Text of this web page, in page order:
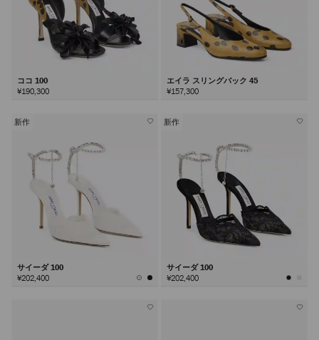
ココ 100
¥190,300
エイラ スリングバック 45
¥157,300
新作
サイーダ 100
¥202,400
新作
サイーダ 100
¥202,400